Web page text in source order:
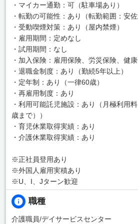
・マイカー通勤：可（駐車場あり）
・転勤の可能性：あり（転勤範囲：安佐
・受動喫煙対策：あり（屋内禁煙）
・雇用期間：定めなし
・試用期間：なし
・加入保険：雇用保険、労災保険、健
・退職金制度：あり（勤続5年以上）
・定年制：あり（一律60歳）
・再雇用制度：あり
・利用可能託児施設：あり（月極利用
歳まで））
・育児休業取得実績：あり
・介護休業取得実績：あり
※正社員登用あり
※外国人雇用実積あり
※U、I、Jターン歓迎
職種
介護職員/デイサービスセンター